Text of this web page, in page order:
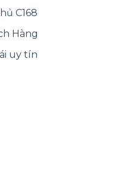
C168
Hàng
uy tín